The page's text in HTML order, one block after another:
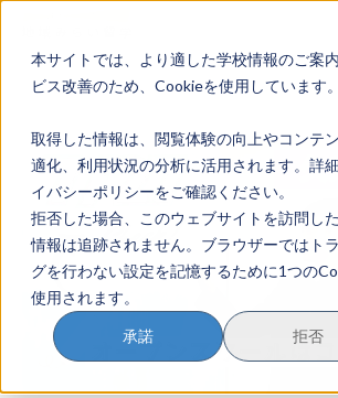
本サイトでは、より適した学校情報のご案
ビス改善のため、Cookieを使用しています。
取得した情報は、閲覧体験の向上やコンテ
適化、利用状況の分析に活用されます。詳
イバシーポリシーをご確認ください。
拒否した場合、このウェブサイトを訪問し
情報は追跡されません。ブラウザーではト
グを行わない設定を記憶するために1つの
使用されます。
承諾 拒否
地域みらい留学のすすめかた
地域みらい留学とは
学校を探す
イベントを探す
おためし地域留学
マガジン